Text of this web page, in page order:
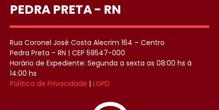
PEDRA PRETA - RN
Rua Coronel José Costa Alecrim 164 – Centro
Pedra Preta – RN | CEP 59547-000
Horário de Expediente: Segunda a sexta as 08:00 hs à
14:00 hs
Política de Privacidade | LGPD